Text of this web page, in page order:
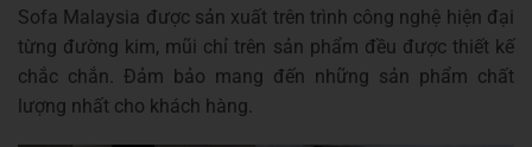
Sofa Malaysia được sản xuất trên trình công nghệ hiện đại
từng đường kim, mũi chỉ trên sản phẩm đều được thiết kế
chắc chắn. Đảm bảo mang đến những sản phẩm chất
lượng nhất cho khách hàng.